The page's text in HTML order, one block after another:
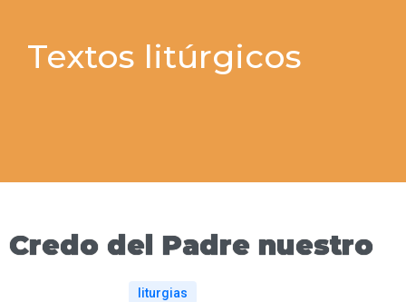
Textos litúrgicos
Credo del Padre nuestro
liturgias